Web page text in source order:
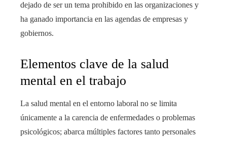
dejado de ser un tema prohibido en las organizaciones y
ha ganado importancia en las agendas de empresas y
gobiernos.
Elementos clave de la salud
mental en el trabajo
La salud mental en el entorno laboral no se limita
únicamente a la carencia de enfermedades o problemas
psicológicos; abarca múltiples factores tanto personales